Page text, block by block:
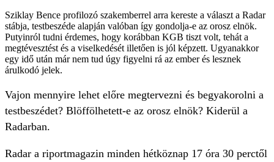
Sziklay Bence profilozó szakemberrel arra kereste a választ a Radar
stábja, testbeszéde alapján valóban így gondolja-e az orosz elnök.
Putyinról tudni érdemes, hogy korábban KGB tiszt volt, tehát a
megtévesztést és a viselkedését illetően is jól képzett. Ugyanakkor
egy idő után már nem tud úgy figyelni rá az ember és lesznek
árulkodó jelek.
Vajon mennyire lehet előre megtervezni és begyakorolni a
testbeszédet? Blöffölhetett-e az orosz elnök? Kiderül a
Radarban.
Radar a riportmagazin minden hétköznap 17 óra 30 perctől